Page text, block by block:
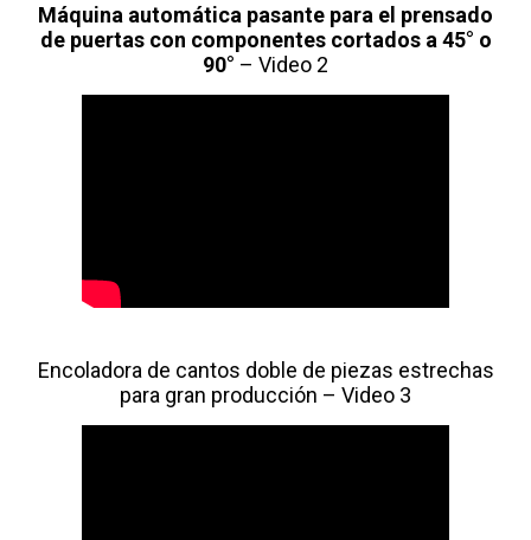
Máquina automática pasante para el prensado
de puertas con componentes cortados a 45° o
90° – Video 2
Encoladora de cantos doble de piezas estrechas
para gran producción – Video 3